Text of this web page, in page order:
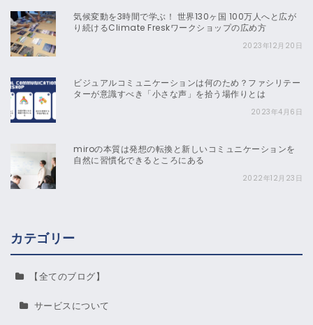
気候変動を3時間で学ぶ！ 世界130ヶ国 100万人へと広が
り続けるClimate Freskワークショップの広め方
2023年12月20日
ビジュアルコミュニケーションは何のため？ファシリテー
ターが意識すべき「小さな声」を拾う場作りとは
2023年4月6日
miroの本質は発想の転換と新しいコミュニケーションを
自然に習慣化できるところにある
2022年12月23日
カテゴリー
【全てのブログ】
サービスについて